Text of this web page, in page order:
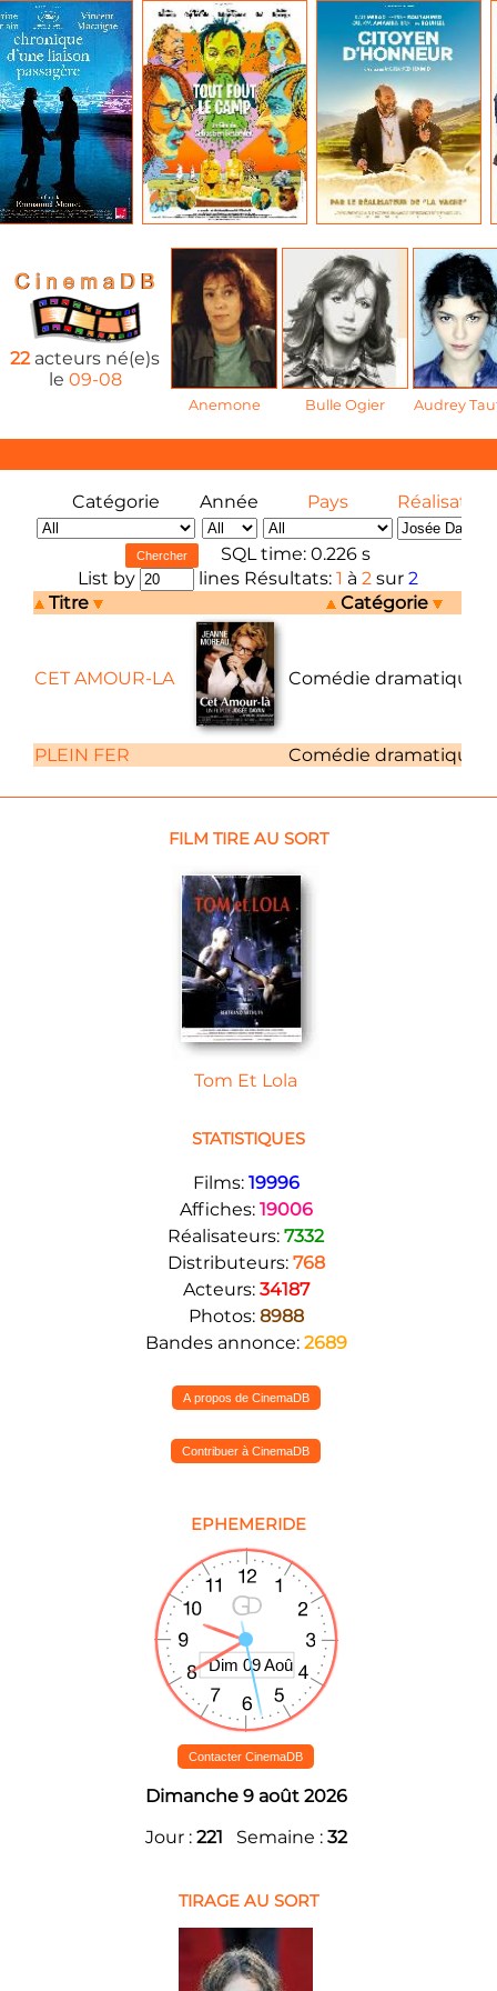
22acteurs né(e)s
le 09-08
Anemone Bulle Ogier Audrey
Catégorie Année Pays Réalisateur
SQL time: 0.226 s
List by
lines Résultats: 1 à 2sur 2
Titre
Catégorie
CET AMOUR-LA Comédie dramatique
PLEIN FER Comédie dramatique
FILM TIRE AU SORT
Tom Et Lola
STATISTIQUES
Films: 19996
Affiches: 19006
Réalisateurs: 7332
Distributeurs: 768
Acteurs: 34187
Photos: 8988
Bandes annonce: 2689
A propos de CinemaDB
Contribuer à CinemaDB
EPHEMERIDE
Contacter CinemaDB
Dimanche 9 août 2026
Jour : 221 Semaine : 32
TIRAGE AU SORT